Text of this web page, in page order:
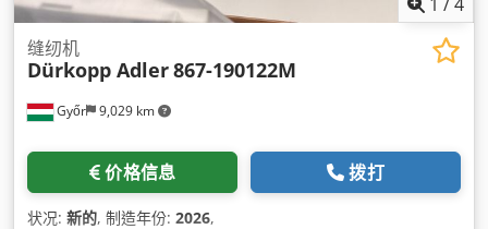
Győr 9,029 km
缝纫机
Dürkopp Adler867-190122M
价格信息 拨打
状况: 新的, 制造年份: 2026,